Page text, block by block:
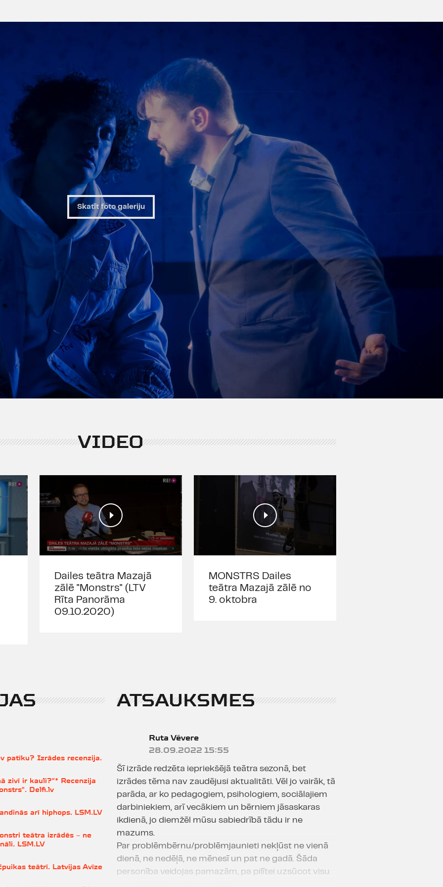
Skatīt foto galeriju
VIDEO
Dailes teātra Mazajā
zālē "Monstrs" (LTV
Rīta Panorāma
09.10.2020)
MONSTRS Dailes
teātra Mazajā zālē no
9. oktobra
patīku? Izrādes recenzija.
zivī ir kauli?"* Recenzija
Delfi.lv
arī hiphops. LSM.LV
teātra izrādēs – ne
LSM.LV
teātrī. Latvijas Avīze
ATSAUKSMES
Ruta Vēvere
28.09.2022 15:55
Šī izrāde redzēta iepriekšējā teātra sezonā, bet
izrādes tēma nav zaudējusi aktualitāti. Vēl jo vairāk, tā
parāda, ar ko pedagogiem, psihologiem, sociālajiem
darbiniekiem, arī vecākiem un bērniem jāsaskaras
ikdienā, jo diemžēl mūsu sabiedrībā tādu ir ne
mazums.
Par problēmbērnu/problēmjaunieti nekļūst ne vienā
dienā, ne nedēļā, ne mēnesī un pat ne gadā. Šāda
personība veidojas pamazām, pa pilītei uzsūcot visu